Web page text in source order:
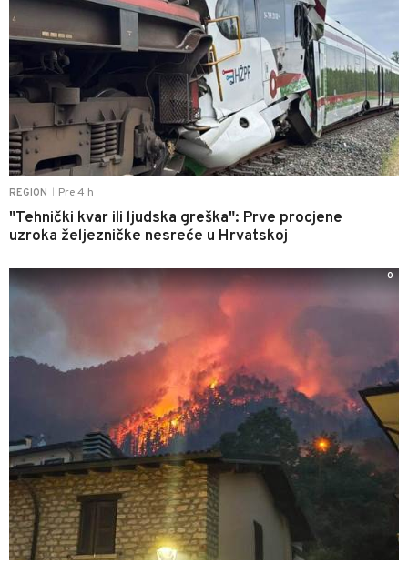
REGION Pre 4 h
"Tehnički kvar ili ljudska greška": Prve procjene
uzroka željezničke nesreće u Hrvatskoj
0